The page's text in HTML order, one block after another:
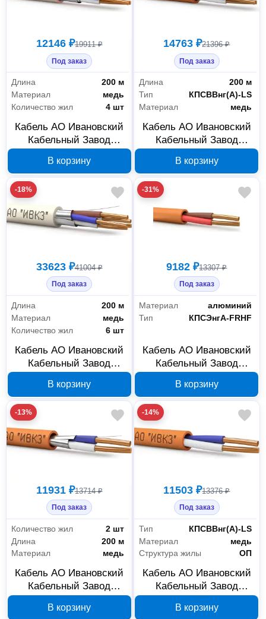
12146 ₽19911 ₽
Под заказ
Длина
200 м
Материал
медь
Количество жил
4 шт
Кабель АО Ивановский
Кабельный Завод
2x2х0,75 200 м, арт.
2000000076584
В корзину
14763 ₽21396 ₽
Под заказ
Длина
200 м
Тип
КПСВВнг(А)-LS
Материал
медь
Кабель АО Ивановский
Кабельный Завод
200 м, арт.
2000000076393
В корзину
-18%
33623 ₽41004 ₽
Под заказ
Длина
200 м
Материал
медь
Количество жил
6 шт
Кабель АО Ивановский
Кабельный Завод
3x2х1 200 м, арт.
2000000123677
В корзину
-31%
9182 ₽13307 ₽
Под заказ
Материал
алюминий
Тип
КПСЭнгА-FRHF
Кабель АО Ивановский
Кабельный Завод
м, арт. 2000000073446
В корзину
-13%
11931 ₽13714 ₽
Под заказ
Количество жил
2 шт
Длина
200 м
Материал
медь
Кабель АО Ивановский
Кабельный Завод
1x2х1,5 200 м, арт.
В корзину
-14%
11503 ₽13376 ₽
Под заказ
Тип
КПСВВнг(А)-LS
Материал
медь
Структура жилы
ОП
Кабель АО Ивановский
Кабельный Завод
200 м, 2000000075778
В корзину